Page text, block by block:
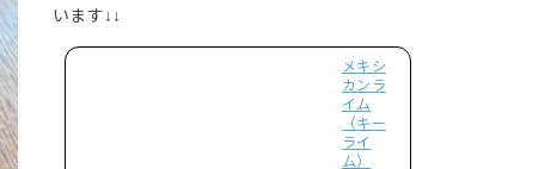
います↓↓
メキシ
カンラ
イム
（キー
ライ
ム）